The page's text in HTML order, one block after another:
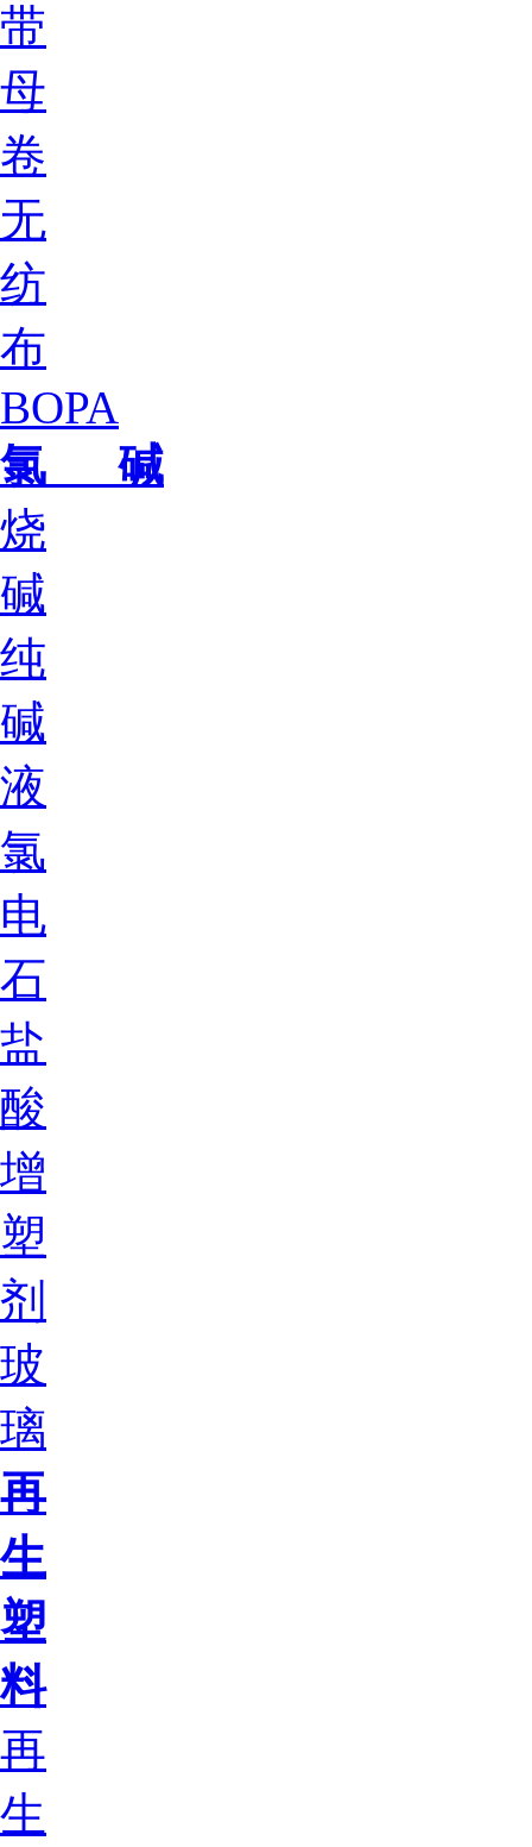
带
母
卷
无
纺
布
BOPA
氯 碱
烧
碱
纯
碱
液
氯
电
石
盐
酸
增
塑
剂
玻
璃
再
生
塑
料
再
生